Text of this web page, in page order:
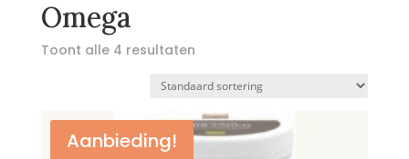
Omega
Toont alle 4 resultaten
Aanbieding!